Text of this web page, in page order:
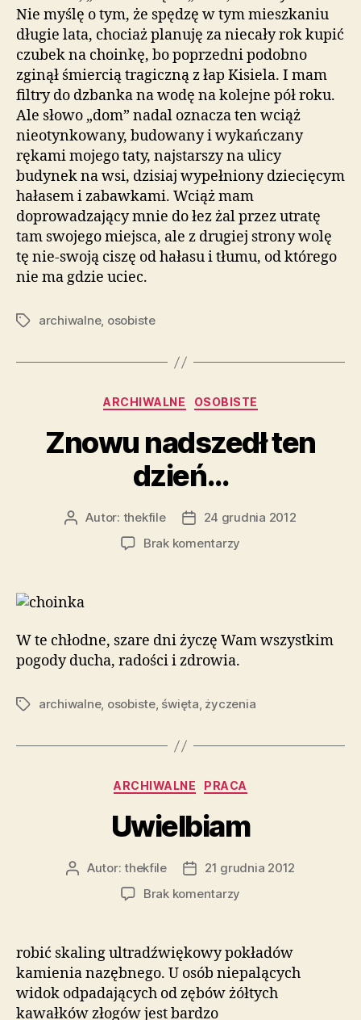
Nie myślę o tym, że spędzę w tym mieszkaniu
długie lata, chociaż planuję za niecały rok kupić
czubek na choinkę, bo poprzedni podobno
zginął śmiercią tragiczną z łap Kisiela. I mam
filtry do dzbanka na wodę na kolejne pół roku.
Ale słowo „dom” nadal oznacza ten wciąż
nieotynkowany, budowany i wykańczany
rękami mojego taty, najstarszy na ulicy
budynek na wsi, dzisiaj wypełniony dziecięcym
hałasem i zabawkami. Wciąż mam
doprowadzający mnie do łez żal przez utratę
tam swojego miejsca, ale z drugiej strony wolę
tę nie-swoją ciszę od hałasu i tłumu, od którego
nie ma gdzie uciec.
Tagiarchiwalne, osobiste
Kategorie
ARCHIWALNE OSOBISTE
Znowu nadszedł ten
dzień…
AutorAutor: thekfile
Data24 grudnia 2012
Brak komentarzy
W te chłodne, szare dni życzę Wam wszystkim
pogody ducha, radości i zdrowia.
Tagiarchiwalne, osobiste, święta, życzenia
Kategorie
ARCHIWALNE PRACA
Uwielbiam
AutorAutor:thekfile
Data21 grudnia 2012
Brak komentarzy
robić skaling ultradźwiękowy pokładów
kamienia nazębnego. U osób niepalących
widok odpadających od zębów żółtych
kawałków złogów jest bardzo